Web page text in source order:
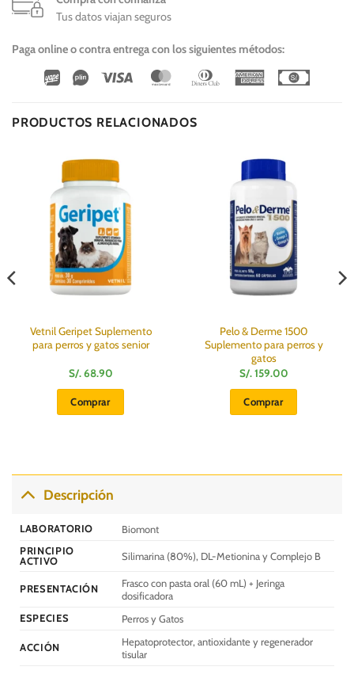
Tus datos viajan seguros
Paga online o contra entrega con los siguientes métodos:
Wirecard
Vipps Visa MasterCardDinners
American
PRODUCTOS RELACIONADOS
Vetnil Geripet Suplemento
para perros y gatos senior
S/.68.90
Comprar
Pelo & Derme 1500
Suplemento para perros y
gatos
S/.159.00
Comprar
Descripción
LABORATORIO
Biomont
PRINCIPIO
ACTIVO
Silimarina (80%), DL-Metionina y Complejo B
PRESENTACIÓN
Frasco con pasta oral (60 mL) + Jeringa
dosificadora
ESPECIES
Perros y Gatos
ACCIÓN
Hepatoprotector, antioxidante y regenerador
tisular